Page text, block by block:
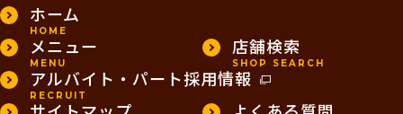
ホーム
HOME
メニュー
MENU
店舗検索
SHOP SEARCH
アルバイト・パート採用情報
RECRUIT